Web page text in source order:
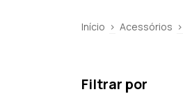
Início > Acessórios >
Filtrar por